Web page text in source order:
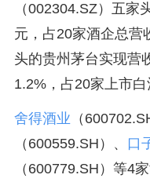
（002304.SZ）五家
元，占20家酒企总营
头的贵州茅台实现营
1.2%，占20家上市白
舍得酒业 （
（600559.SH）、
口
（600779.SH）等4